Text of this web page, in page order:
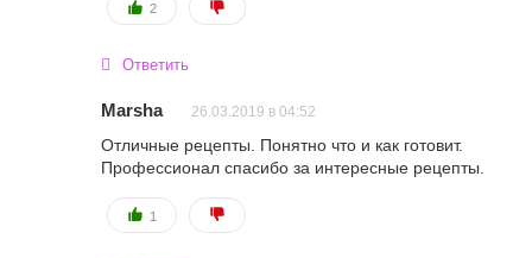
2
Ответить
Marsha 26.03.2019 в 04:52
Отличные рецепты. Понятно что и как готовит.
Профессионал спасибо за интересные рецепты.
1